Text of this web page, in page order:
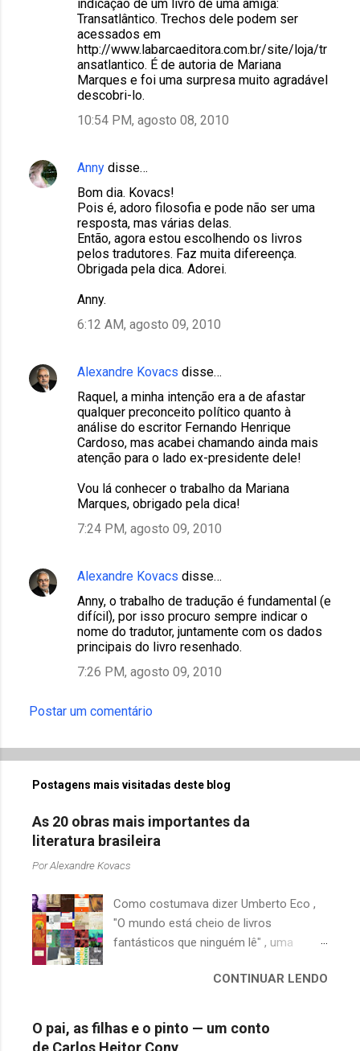
indicação de um livro de uma amiga:
Transatlântico. Trechos dele podem ser
acessados em
http://www.labarcaeditora.com.br/site/loja/tr
ansatlantico. É de autoria de Mariana
Marques e foi uma surpresa muito agradável
descobri-lo.
10:54 PM, agosto 08, 2010
Anny disse…
Bom dia. Kovacs!
Pois é, adoro filosofia e pode não ser uma
resposta, mas várias delas.
Então, agora estou escolhendo os livros
pelos tradutores. Faz muita difereença.
Obrigada pela dica. Adorei.
Anny.
6:12 AM, agosto 09, 2010
Alexandre Kovacs disse…
Raquel, a minha intenção era a de afastar
qualquer preconceito político quanto à
análise do escritor Fernando Henrique
Cardoso, mas acabei chamando ainda mais
atenção para o lado ex-presidente dele!
Vou lá conhecer o trabalho da Mariana
Marques, obrigado pela dica!
7:24 PM, agosto 09, 2010
Alexandre Kovacs disse…
Anny, o trabalho de tradução é fundamental (e
difícil), por isso procuro sempre indicar o
nome do tradutor, juntamente com os dados
principais do livro resenhado.
7:26 PM, agosto 09, 2010
Postar um comentário
Postagens mais visitadas deste blog
As 20 obras mais importantes da
literatura brasileira
PorAlexandre Kovacs
Como costumava dizer Umberto Eco ,
"O mundo está cheio de livros
fantásticos que ninguém lê" , uma
quando falamos de clássicos da
escritores brasileiros, somos forçados
a uma avaliação burocrática na escola e
CONTINUAR LENDO
O pai, as filhas e o pinto — um conto
de Carlos Heitor Cony